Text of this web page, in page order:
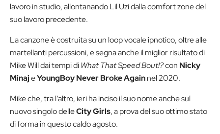
lavoro in studio, allontanando Lil Uzi dalla comfort zone del
suo lavoro precedente.
La canzone è costruita su un loop vocale ipnotico, oltre alle
martellanti percussioni, e segna anche il miglior risultato di
Mike Will dai tempi di What That Speed Bout!?con Nicky
MinajeYoungBoy Never Broke Againnel 2020.
Mike che, tra l’altro, ieri ha inciso il suo nome anche sul
nuovo singolo delleCity Girls, a prova del suo ottimo stato
di forma in questo caldo agosto.